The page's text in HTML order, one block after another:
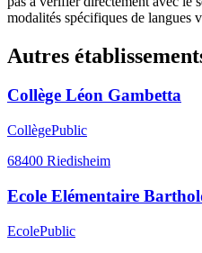
modalités spécifiques de
Autres
Collège Léon Gambetta
CollègePublic
68400 Riedisheim
Ecole Elémentaire
EcolePublic